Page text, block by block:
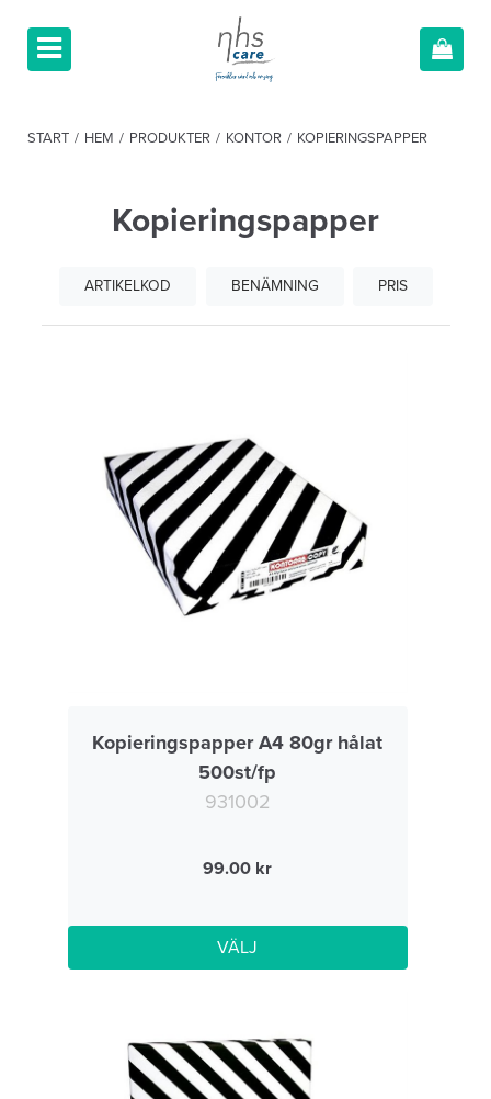
START / HEM / PRODUKTER / KONTOR / KOPIERINGSPAPPER
Kopieringspapper
ARTIKELKOD BENÄMNING PRIS
Kopieringspapper A4 80gr hålat
500st/fp
931002
99.00
VÄLJ